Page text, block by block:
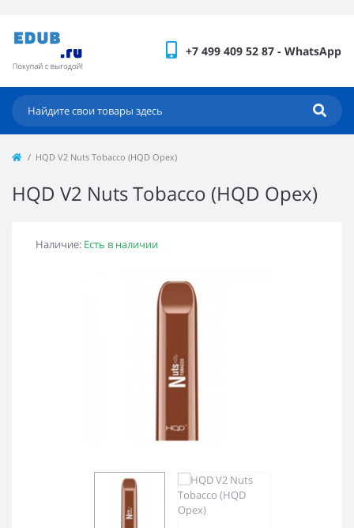
+7 499 409 52 87 - WhatsApp
HQD V2 Nuts Tobacco (HQD Орех)
HQD V2 Nuts Tobacco (HQD Орех)
Наличие: Есть в наличии